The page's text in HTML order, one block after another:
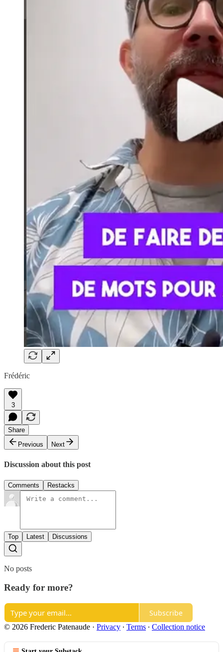
Frédéric
3
Share
Previous
Next
Discussion about this post
Comments Restacks
Top Latest Discussions
No posts
Ready for more?
Subscribe
© 2026 Frederic Patenaude · Privacy ∙ Terms ∙ Collection notice